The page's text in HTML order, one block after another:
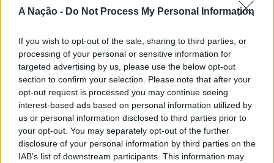
A Nação - Do Not Process My Personal Information
If you wish to opt-out of the sale, sharing to third parties, or
processing of your personal or sensitive information for
targeted advertising by us, please use the below opt-out
section to confirm your selection. Please note that after your
opt-out request is processed you may continue seeing
interest-based ads based on personal information utilized by
us or personal information disclosed to third parties prior to
your opt-out. You may separately opt-out of the further
disclosure of your personal information by third parties on the
IAB’s list of downstream participants. This information may
início de uma competição que voltou a colocar o
ténis.
Apesar das desistências de última hora de jogadores
como Casper Ruud (Noruega), Alejandro Davidovich
Fokina (Espanha) e Matteo Arnaldi (Itália), a prova
apresentou um quadro competitivo de elevado nível,
liderado pelo russo Andrey Rublev, primeiro cabeça de
série, pelo italiano Luciano Darderi, pelo chileno
Alejandro Tabilo e pelo belga Alexander Blockx.
ATUALIDADE
Castelo Branco: “Bienal
Internacional de Artes e Ofícios”
promete afirmar artesanato,
património e inovação como
“motores de desenvolvimento
económico e cultural” do município
português